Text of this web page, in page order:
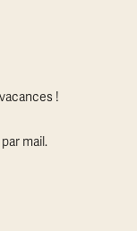
!
mail.